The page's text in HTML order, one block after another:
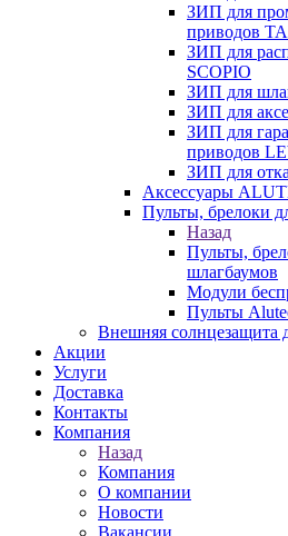
ЗИП для
приводов
ЗИП для
SCOPIO
ЗИП для
ЗИП для
ЗИП для
приводов
ЗИП для
Аксессуары
Пульты, брелоки
Назад
Пульты,
шлагбаумов
Модули
Пульты
Внешняя солнцезащита
Акции
Услуги
Доставка
Контакты
Компания
Назад
Компания
О компании
Новости
Вакансии